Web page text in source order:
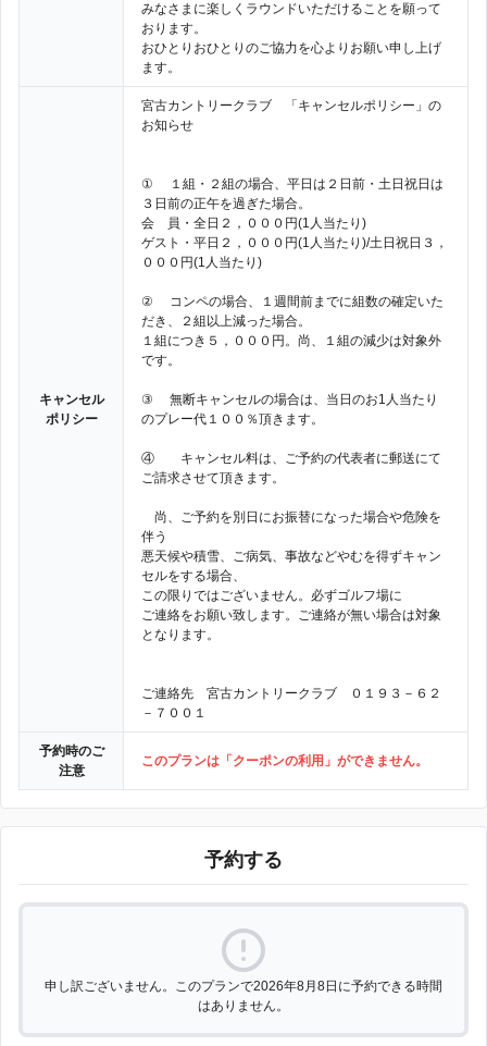
みなさまに楽しくラウンドいただけることを願って
おります。
おひとりおひとりのご協力を心よりお願い申し上げ
ます。
キャンセル
ポリシー
宮古カントリークラブ 「キャンセルポリシー」の
お知らせ
① １組・２組の場合、平日は２日前・土日祝日は
３日前の正午を過ぎた場合。
会 員・全日２，０００円(1人当たり)
ゲスト・平日２，０００円(1人当たり)/土日祝日３，
０００円(1人当たり)
② コンペの場合、１週間前までに組数の確定いた
だき、２組以上減った場合。
１組につき５，０００円。尚、１組の減少は対象外
です。
③ 無断キャンセルの場合は、当日のお1人当たり
のプレー代１００％頂きます。
④ キャンセル料は、ご予約の代表者に郵送にて
ご請求させて頂きます。
尚、ご予約を別日にお振替になった場合や危険を
伴う
悪天候や積雪、ご病気、事故などやむを得ずキャン
セルをする場合、
この限りではございません。必ずゴルフ場に
ご連絡をお願い致します。ご連絡が無い場合は対象
となります。
ご連絡先 宮古カントリークラブ ０１９３－６２
－７００１
予約時のご
注意
このプランは「クーポンの利用」ができません。
予約する
申し訳ございません。このプランで2026年8月8日に予約できる時間
はありません。